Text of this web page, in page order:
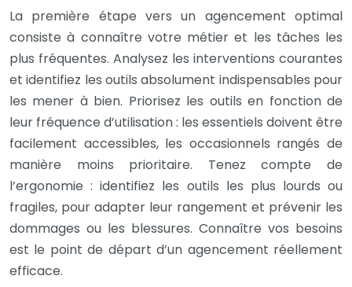
La première étape vers un agencement optimal
consiste à connaître votre métier et les tâches les
plus fréquentes. Analysez les interventions courantes
et identifiez les outils absolument indispensables pour
les mener à bien. Priorisez les outils en fonction de
leur fréquence d’utilisation : les essentiels doivent être
facilement accessibles, les occasionnels rangés de
manière moins prioritaire. Tenez compte de
l’ergonomie : identifiez les outils les plus lourds ou
fragiles, pour adapter leur rangement et prévenir les
dommages ou les blessures. Connaître vos besoins
est le point de départ d’un agencement réellement
efficace.